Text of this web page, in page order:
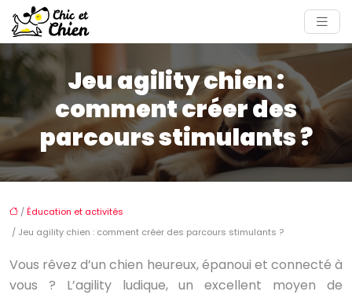
Jeu agility chien :
comment créer des
parcours stimulants ?
/Éducation et activités
/ Jeu agility chien : comment créer des parcours stimulants ?
Vous rêvez d’un chien heureux, épanoui et connecté à
vous ? L’agility ludique, un excellent moyen de